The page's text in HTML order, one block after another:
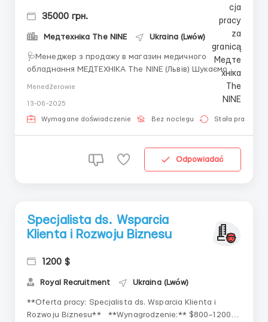
35000 грн.
Медтехніка The NINE Ukraina (Lwów)
🩺Менеджер з продажу в магазин медичного
обладнання МЕДТЕХНІКА The NINE (Львів) Шукаємо
активну, відповідальну людину до нашої команди
у новий магазин «The NINE»— спеціалізованої мережі
з продажу медичного, масажного
та косметологічного обл...
Menedżerowie
13-06-2025
Wymagane doświadczenie Bez noclegu Stała praca
Odpowiadać
Specjalista ds. Wsparcia
Klienta i Rozwoju Biznesu
1200 $
Royal Recruitment Ukraina (Lwów)
**Oferta pracy: Specjalista ds. Wsparcia Klienta i
Rozwoju Biznesu** **Wynagrodzenie:** $800–1200